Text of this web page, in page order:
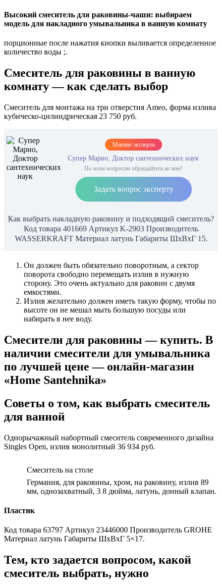
Высокий смеситель для раковины-чаши: выбираем
модель для накладного умывальника в ванную комнату
порционные после нажатия кнопки выливается определенное
количество воды ;.
Смеситель для раковины в ванную
комнату — как сделать выбор
Смеситель для монтажа на три отверстия Ameo, форма излива
кубическо-цилиндрическая 23 750 руб.
Мнение эксперта
Супер Марио, Доктор сантехнических наук
По всем вопросам обращайтесь ко мне!
Задать вопрос эксперту
Как выбрать накладную раковину и подходящий смеситель?
Код товара 401669 Артикул K-2903 Производитель
WASSERKRAFT Материал латунь Габариты ШxВxГ 15.
Он должен быть обязательно поворотным, а сектор
поворота свободно перемещать излив в нужную
сторону. Это очень актуально для раковин с двумя
емкостями.
Излив желательно должен иметь такую форму, чтобы по
высоте он не мешал мыть большую посуды или
набирать в нее воду.
Смесители для раковины — купить. В
наличии смесители для умывальника
по лучшей цене — онлайн-магазин
«Home Santehnika»
Советы о том, как выбрать смеситель
для ванной
Однорычажный набортный смеситель современного дизайна
Singles Open, излив монолитный 36 934 руб.
Смеситель на столе
Германия, для раковины, хром, на раковину, излив 89
мм, однозахватный, 3 8 дюйма, латунь, донный клапан.
Пластик
Код товара 63797 Артикул 23446000 Производитель GROHE
Материал латунь Габариты ШxВxГ 5×17.
Тем, кто задается вопросом, какой
смеситель выбрать, нужно